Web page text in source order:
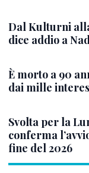
Dal Kulturni
dice addio a
È morto a 90
dai mille
Svolta per la
conferma
fine del 2026